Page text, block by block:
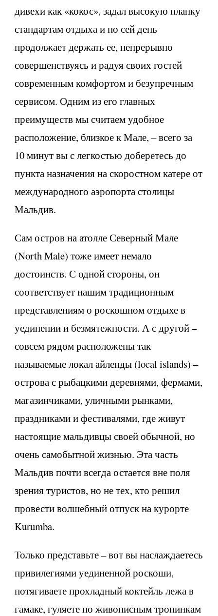
дивехи как «кокос», задал высокую планку
стандартам отдыха и по сей день
продолжает держать ее, непрерывно
совершенствуясь и радуя своих гостей
современным комфортом и безупречным
сервисом. Одним из его главных
преимуществ мы считаем удобное
расположение, близкое к Мале, – всего за
10 минут вы с легкостью доберетесь до
пункта назначения на скоростном катере от
международного аэропорта столицы
Мальдив.
Сам остров на атолле Северный Мале
(North Male) тоже имеет немало
достоинств. С одной стороны, он
соответствует нашим традиционным
представлениям о роскошном отдыхе в
уединении и безмятежности. А с другой –
совсем рядом расположены так
называемые локал айленды (local islands) –
острова с рыбацкими деревнями, фермами,
магазинчиками, уличными рынками,
праздниками и фестивалями, где живут
настоящие мальдивцы своей обычной, но
очень самобытной жизнью. Эта часть
Мальдив почти всегда остается вне поля
зрения туристов, но не тех, кто решил
провести волшебный отпуск на курорте
Kurumba.
Только представьте – вот вы наслаждаетесь
привилегиями уединенной роскоши,
потягиваете прохладный коктейль лежа в
гамаке, гуляете по живописным тропинкам